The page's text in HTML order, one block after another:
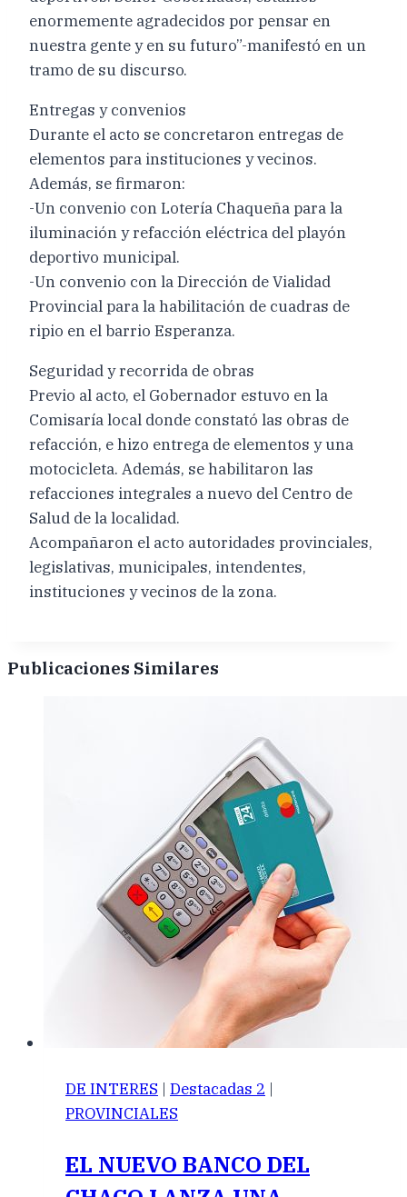
enormemente agradecidos por pensar en
nuestra gente y en su futuro”-manifestó en un
tramo de su discurso.
Entregas y convenios
Durante el acto se concretaron entregas de
elementos para instituciones y vecinos.
Además, se firmaron:
-Un convenio con Lotería Chaqueña para la
iluminación y refacción eléctrica del playón
deportivo municipal.
-Un convenio con la Dirección de Vialidad
Provincial para la habilitación de cuadras de
ripio en el barrio Esperanza.
Seguridad y recorrida de obras
Previo al acto, el Gobernador estuvo en la
Comisaría local donde constató las obras de
refacción, e hizo entrega de elementos y una
motocicleta. Además, se habilitaron las
refacciones integrales a nuevo del Centro de
Salud de la localidad.
Acompañaron el acto autoridades provinciales,
legislativas, municipales, intendentes,
instituciones y vecinos de la zona.
Publicaciones Similares
DE INTERES | Destacadas 2 |
PROVINCIALES
EL NUEVO BANCO DEL